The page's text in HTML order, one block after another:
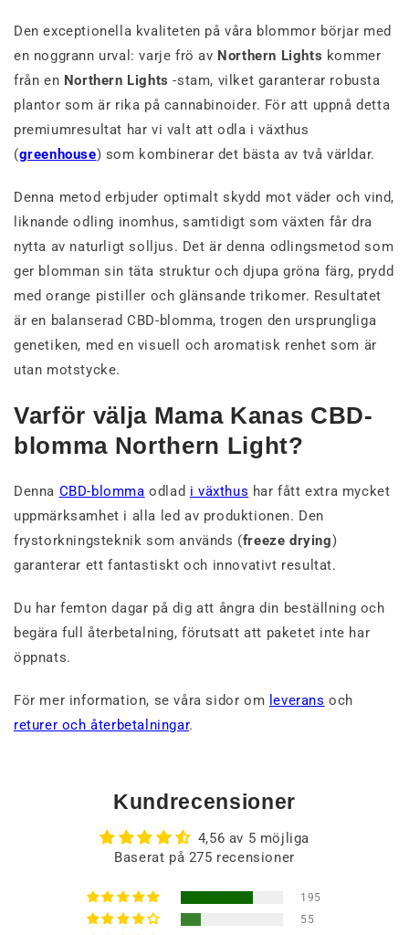
Den exceptionella kvaliteten på våra blommor börjar med
en noggrann urval: varje frö av Northern Lights kommer
från en Northern Lights-stam, vilket garanterar robusta
plantor som är rika på cannabinoider. För att uppnå detta
premiumresultat har vi valt att odla i växthus
(greenhouse) som kombinerar det bästa av två världar.
Denna metod erbjuder optimalt skydd mot väder och vind,
liknande odling inomhus, samtidigt som växten får dra
nytta av naturligt solljus. Det är denna odlingsmetod som
ger blomman sin täta struktur och djupa gröna färg, prydd
med orange pistiller och glänsande trikomer. Resultatet
är en balanserad CBD-blomma, trogen den ursprungliga
genetiken, med en visuell och aromatisk renhet som är
utan motstycke.
Varför välja Mama Kanas CBD-
blomma Northern Light?
Denna CBD-blomma odlad i växthus har fått extra mycket
uppmärksamhet i alla led av produktionen. Den
frystorkningsteknik som används (freeze drying)
garanterar ett fantastiskt och innovativt resultat.
Du har femton dagar på dig att ångra din beställning och
begära full återbetalning, förutsatt att paketet inte har
öppnats.
För mer information, se våra sidor om leverans och
returer och återbetalningar.
Kundrecensioner
4,56 av 5 möjliga
Baserat på 275 recensioner
195
55